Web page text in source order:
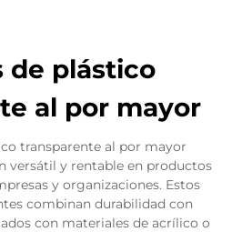
de plástico
al por mayor
transparente al por mayor
versátil y rentable en productos
y organizaciones. Estos
combinan durabilidad con
con materiales de acrílico o